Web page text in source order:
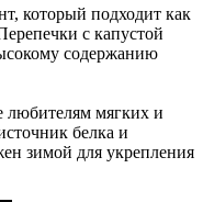
который подходит как
с капустой
содержанию
любителям мягких и
белка и
зимой для укрепления